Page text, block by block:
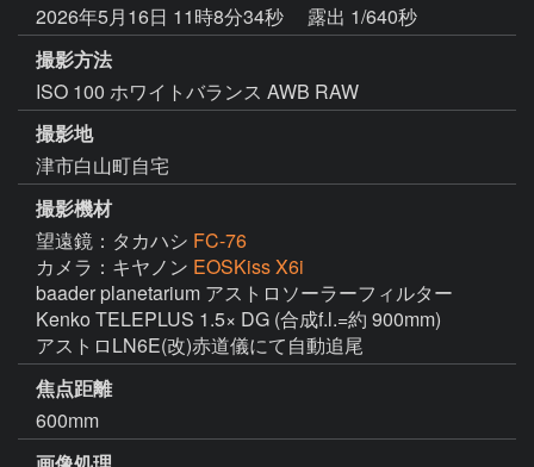
2026年5月16日 11時8分34秒
露出 1/640秒
撮影方法
ISO 100 ホワイトバランス AWB RAW
撮影地
津市白山町自宅
撮影機材
望遠鏡：タカハシ FC-76
カメラ：キヤノン EOSKiss X6i
baader planetarium アストロソーラーフィルター
Kenko TELEPLUS 1.5× DG (合成f.l.=約 900mm)
アストロLN6E(改)赤道儀にて自動追尾
焦点距離
600mm